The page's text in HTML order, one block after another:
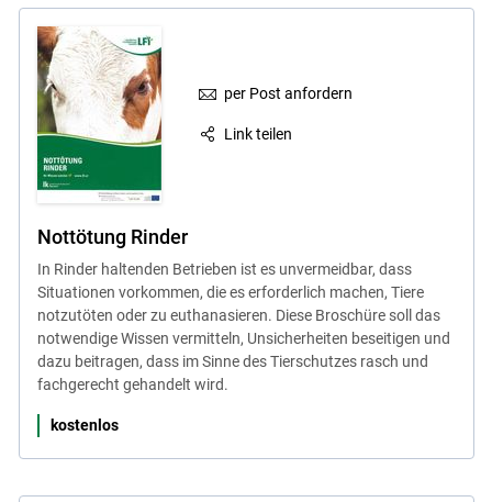
Skip to main content
per Post anfordern
Link teilen
Nottötung Rinder
In Rinder haltenden Betrieben ist es unvermeidbar, dass
Situationen vorkommen, die es erforderlich machen, Tiere
notzutöten oder zu euthanasieren. Diese Broschüre soll das
notwendige Wissen vermitteln, Unsicherheiten beseitigen und
dazu beitragen, dass im Sinne des Tierschutzes rasch und
fachgerecht gehandelt wird.
kostenlos